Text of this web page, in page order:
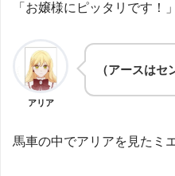
「お嬢様にピッタリです！」
アリア
（アースはセ
馬車の中でアリアを見たミ